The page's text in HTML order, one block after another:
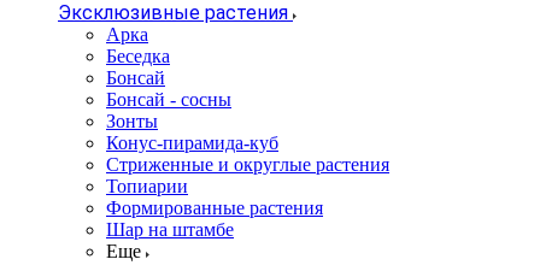
Эксклюзивные растения
Арка
Беседка
Бонсай
Бонсай - сосны
Зонты
Конус-пирамида-куб
Стриженные и округлые растения
Топиарии
Формированные растения
Шар на штамбе
Еще